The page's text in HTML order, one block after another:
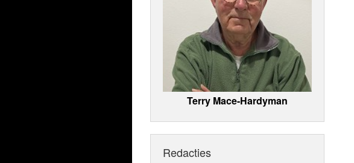
Terry Mace-Hardyman
Redacties